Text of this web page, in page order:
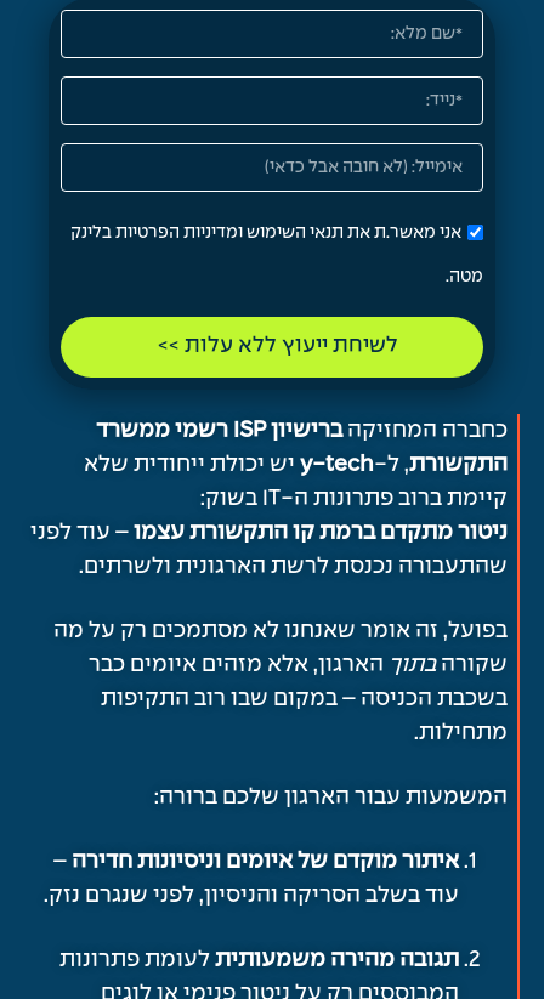
אני מאשר.ת את תנאי השימוש ומדיניות הפרטיות בלינק
מטה.
לשיחת ייעוץ ללא עלות >>
כחברה המחזיקה
ברישיון ISP רשמי ממשרד
התקשורת, ל-y-tech יש יכולת ייחודית שלא
קיימת ברוב פתרונות ה-IT בשוק:
ניטור מתקדם ברמת קו התקשורת עצמו – עוד לפני
שהתעבורה נכנסת לרשת הארגונית ולשרתים.
בפועל, זה אומר שאנחנו לא מסתמכים רק על מה
שקורהבתוך הארגון, אלא מזהים איומים כבר
בשכבת הכניסה – במקום שבו רוב התקיפות
מתחילות.
המשמעות עבור הארגון שלכם ברורה:
איתור מוקדם של איומים וניסיונות חדירה –
עוד בשלב הסריקה והניסיון, לפני שנגרם נזק.
תגובה מהירה משמעותית לעומת פתרונות
המבוססים רק על ניטור פנימי או לוגים